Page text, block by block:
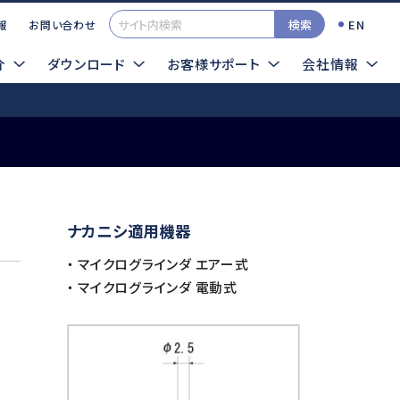
お問い合わせ 検索 EN
ダウンロード お客様サポート 会社情報
クログラインダTOP
検索する
超音波
ソニックカッターZERO
覧 カタログ
ナカニシ適用機器
・ マイクログラインダ エアー式
・ マイクログラインダ 電動式